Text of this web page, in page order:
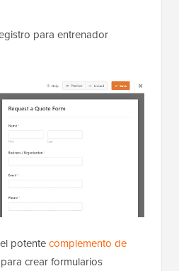
para entrenador
potentecomplemento de
crear formularios